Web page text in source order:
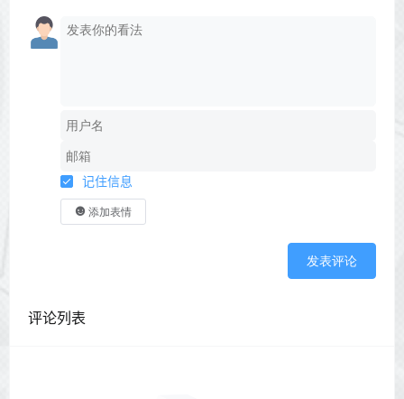
记住信息
添加表情
发表评论
评论列表